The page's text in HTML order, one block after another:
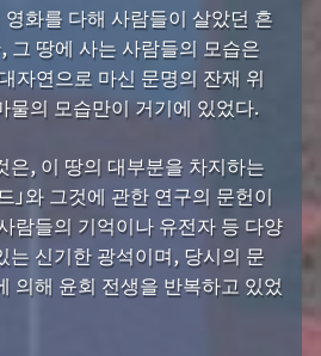
화를 다해 사람들이 살았던 흔
그 땅에 사는 사람들의 모습은
자연으로 마신 문명의 잔재 위
물의 모습만이 거기에 있었다.
은, 이 땅의 대부분을 차지하는
」와 그것에 관한 연구의 문헌이
람들의 기억이나 유전자 등 다양
는 신기한 광석이며, 당시의 문
의해 윤회 전생을 반복하고 있었